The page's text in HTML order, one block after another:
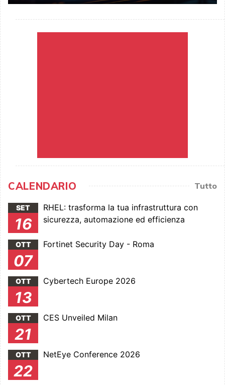
CALENDARIO Tutto
SET
16
RHEL: trasforma la tua infrastruttura con
sicurezza, automazione ed efficienza
OTT
07
Fortinet Security Day - Roma
OTT
13
Cybertech Europe 2026
OTT
21
CES Unveiled Milan
OTT
22
NetEye Conference 2026